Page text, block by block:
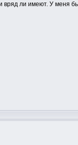
ли имеют. У меня